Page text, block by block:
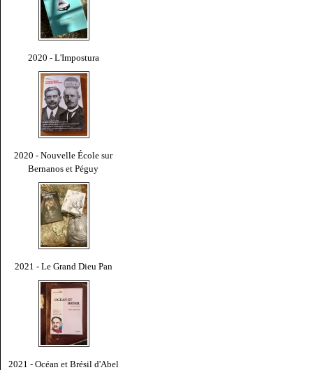
2020 - L'Impostura
2020 - Nouvelle École sur
Bernanos et Péguy
2021 - Le Grand Dieu Pan
2021 - Océan et Brésil d'Abel